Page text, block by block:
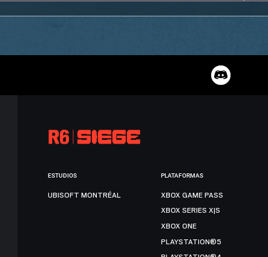
ESTUDIOS
UBISOFT MONTRÉAL
PLATAFORMAS
XBOX GAME PASS
XBOX SERIES X|S
XBOX ONE
PLAYSTATION®5